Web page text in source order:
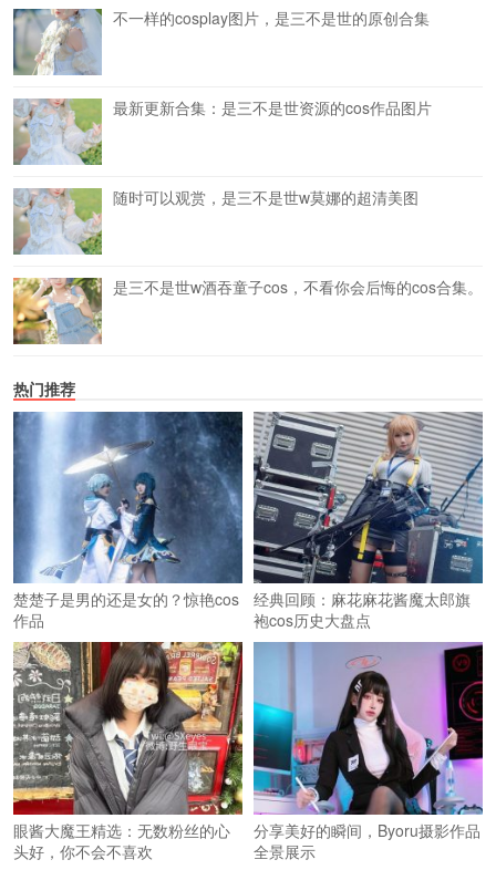
不一样的cosplay图片，是三不是世的原创合集
最新更新合集：是三不是世资源的cos作品图片
随时可以观赏，是三不是世w莫娜的超清美图
是三不是世w酒吞童子cos，不看你会后悔的cos合集。
热门推荐
楚楚子是男的还是女的？惊艳cos
作品
经典回顾：麻花麻花酱魔太郎旗
袍cos历史大盘点
眼酱大魔王精选：无数粉丝的心
头好，你不会不喜欢
分享美好的瞬间，Byoru摄影作品
全景展示